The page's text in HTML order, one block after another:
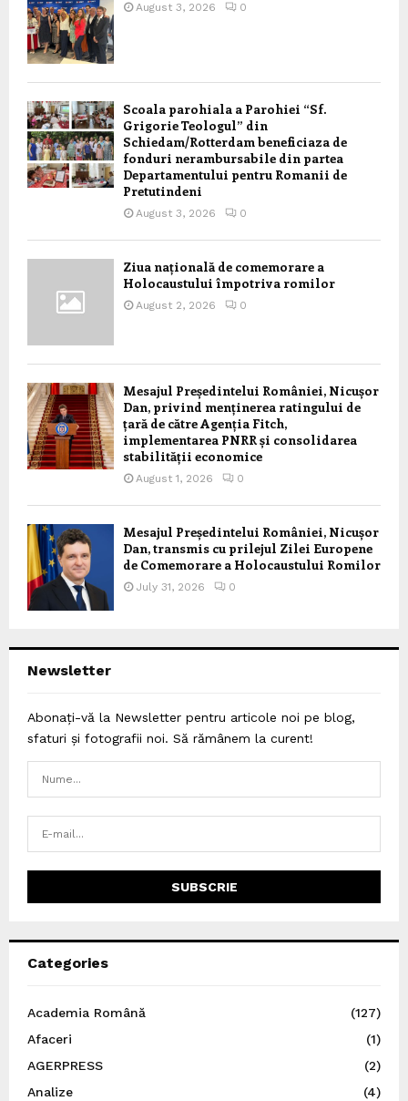
August 3, 2026 0
Scoala parohiala a Parohiei “Sf.
Grigorie Teologul” din
Schiedam/Rotterdam beneficiaza de
fonduri nerambursabile din partea
Departamentului pentru Romanii de
Pretutindeni
August 3, 2026 0
Ziua națională de comemorare a
Holocaustului împotriva romilor
August 2, 2026 0
Mesajul Președintelui României, Nicușor
Dan, privind menținerea ratingului de
țară de către Agenția Fitch,
implementarea PNRR și consolidarea
stabilității economice
August 1, 2026 0
Mesajul Președintelui României, Nicușor
Dan, transmis cu prilejul Zilei Europene
de Comemorare a Holocaustului Romilor
July 31, 2026 0
Newsletter
Abonați-vă la Newsletter pentru articole noi pe blog,
sfaturi și fotografii noi. Să rămânem la curent!
Categories
Academia Română
(127)
Afaceri
(1)
AGERPRESS
(2)
Analize
(4)